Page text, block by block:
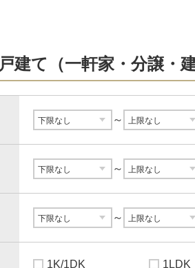
建て（一軒家・分譲・
～
～
～
1K/1DK 1LDK